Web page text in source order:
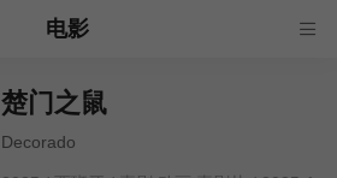
电影
楚门之鼠
Decorado